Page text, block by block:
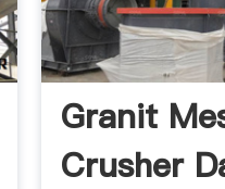
Granit
Crusher